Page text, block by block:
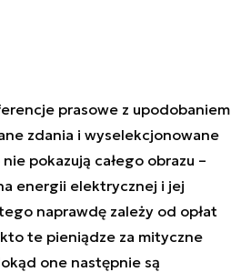
prasowe z upodobaniem
zdania i wyselekcjonowane
pokazują całego obrazu –
energii elektrycznej i jej
naprawdę zależy od opłat
te pieniądze za mityczne
one następnie są